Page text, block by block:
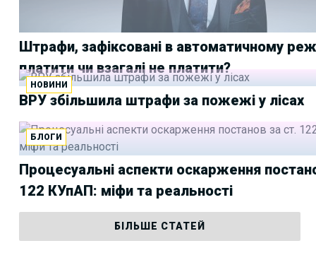
Штрафи, зафіксовані в автоматичному
платити чи взагалі не платити?
НОВИНИ
ВРУ збільшила штрафи за пожежі у лісах
БЛОГИ
Процесуальні аспекти оскарження
122 КУпАП: міфи та реальності
БІЛЬШЕ СТАТЕЙ